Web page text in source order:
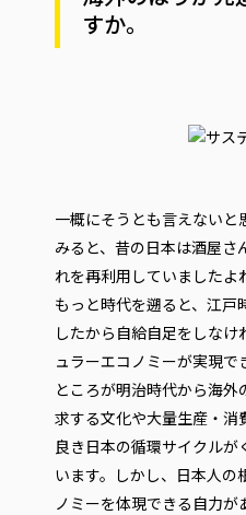
すか。
一概にそうとも言えないと
みると、昔の日本は酒屋さ
れを再利用していましたよ
もっと時代を遡ると、江戸
したから自給自足をしな
ュラーエコノミーが実現で
ところが明治時代から海
求する文化や大量生産・消
良き日本の循環サイクルが
います。しかし、日本人の
ノミーを体現できる自力が